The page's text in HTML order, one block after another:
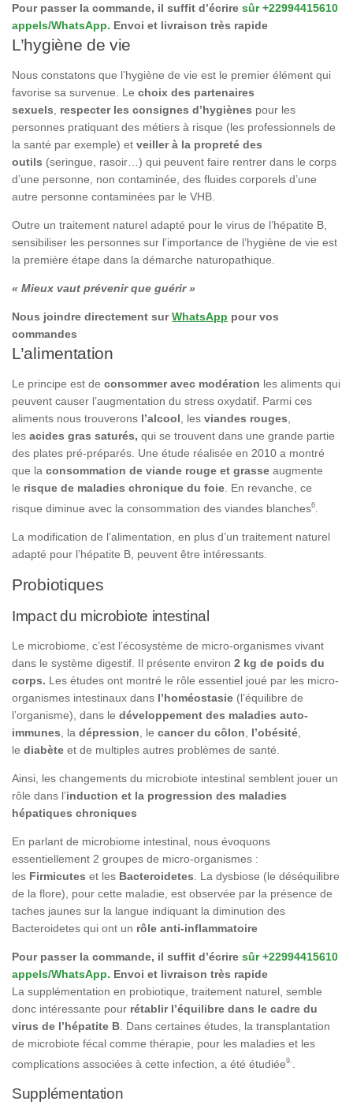
Pour passer la commande, il suffit d’écrire sûr +22994415610
appels/WhatsApp. Envoi et livraison très rapide
L’hygiène de vie
Nous constatons que l’hygiène de vie est le premier élément qui
favorise sa survenue. Le choix des partenaires
sexuels
respecter les consignes d’hygiènes pour les
personnes pratiquant des métiers à risque (les professionnels de
la santé par exemple) et veiller à la propreté des
outils (seringue, rasoir…) qui peuvent faire rentrer dans le corps
d’une personne, non contaminée, des fluides corporels d’une
autre personne contaminées par le VHB.
Outre un traitement naturel adapté pour le virus de l’hépatite B,
sensibiliser les personnes sur l’importance de l’hygiène de vie est
la première étape dans la démarche naturopathique.
« Mieux vaut prévenir que guérir »
Nous joindre directement surWhatsApp pour vos
commandes
L’alimentation
Le principe est de consommer avec modération les aliments qui
peuvent causer l’augmentation du stress oxydatif. Parmi ces
aliments nous trouverons l’alcool , les viandes rouges
les acides gras saturés, qui se trouvent dans une grande partie
des plates pré-préparés. Une étude réalisée en 2010 a montré
que la consommation de viande rouge et grasse augmente
le risque de maladies chronique du foie . En revanche, ce
risque diminue avec la consommation des viandes blanches6
La modification de l’alimentation, en plus d’un traitement naturel
adapté pour l’hépatite B, peuvent être intéressants.
Probiotiques
Impact du microbiote intestinal
Le microbiome, c’est l’écosystème de micro-organismes vivant
dans le système digestif. Il présente environ 2 kg de poids du
corps. Les études ont montré le rôle essentiel joué par les micro-
organismes intestinaux dans l’homéostasie (l’équilibre de
l’organisme), dans le développement des maladies auto-
immunes , la dépression , le cancer du côlon l’obésité
le diabète et de multiples autres problèmes de santé.
Ainsi, les changements du microbiote intestinal semblent jouer un
rôle dans l’induction et la progression des maladies
hépatiques chroniques
En parlant de microbiome intestinal, nous évoquons
essentiellement 2 groupes de micro-organismes :
les Firmicutes et les Bacteroidetes . La dysbiose (le déséquilibre
de la flore), pour cette maladie, est observée par la présence de
taches jaunes sur la langue indiquant la diminution des
Bacteroidetes qui ont un rôle anti-inflammatoire
Pour passer la commande, il suffit d’écrire sûr +22994415610
appels/WhatsApp. Envoi et livraison très rapide
La supplémentation en probiotique, traitement naturel, semble
donc intéressante pour rétablir l’équilibre dans le cadre du
virus de l’hépatite B . Dans certaines études, la transplantation
de microbiote fécal comme thérapie, pour les maladies et les
complications associées à cette infection, a été étudiée9.
Supplémentation